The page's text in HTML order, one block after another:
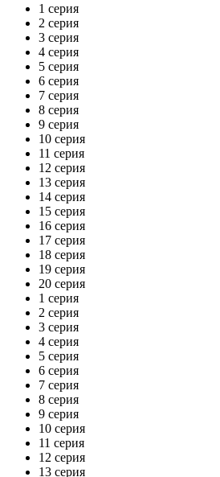
1 серия
2 серия
3 серия
4 серия
5 серия
6 серия
7 серия
8 серия
9 серия
10 серия
11 серия
12 серия
13 серия
14 серия
15 серия
16 серия
17 серия
18 серия
19 серия
20 серия
1 серия
2 серия
3 серия
4 серия
5 серия
6 серия
7 серия
8 серия
9 серия
10 серия
11 серия
12 серия
13 серия